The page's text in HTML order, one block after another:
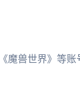
魔兽世界》等